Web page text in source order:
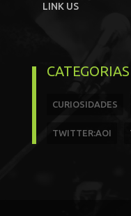
LINK US
CATEGORIAS
CURIOSIDADES
TWITTER:AOI